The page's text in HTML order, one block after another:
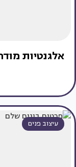
אלגנטיות
עיצוב פנים